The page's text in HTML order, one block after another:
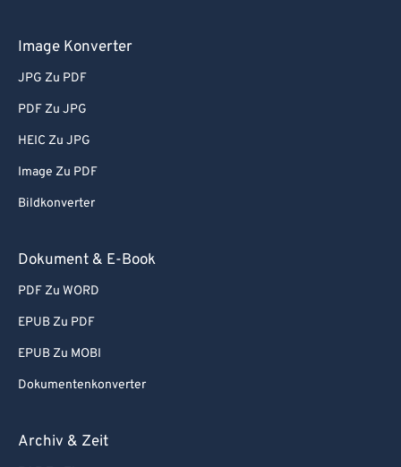
Image Konverter
JPG Zu PDF
PDF Zu JPG
HEIC Zu JPG
Image Zu PDF
Bildkonverter
Dokument & E-Book
PDF Zu WORD
EPUB Zu PDF
EPUB Zu MOBI
Dokumentenkonverter
Archiv & Zeit